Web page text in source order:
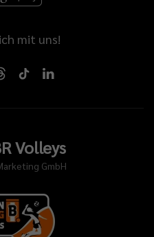
mit uns!
Volleys
GmbH